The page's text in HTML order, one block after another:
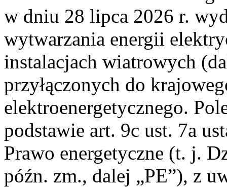
w dniu 28 lipca 2026 r.
wytwarzania energii
instalacjach wiatrowych
przyłączonych do
elektroenergetycznego.
podstawie art. 9c ust. 7a
Prawo energetyczne (t. j.
późn. zm., dalej „PE”), z